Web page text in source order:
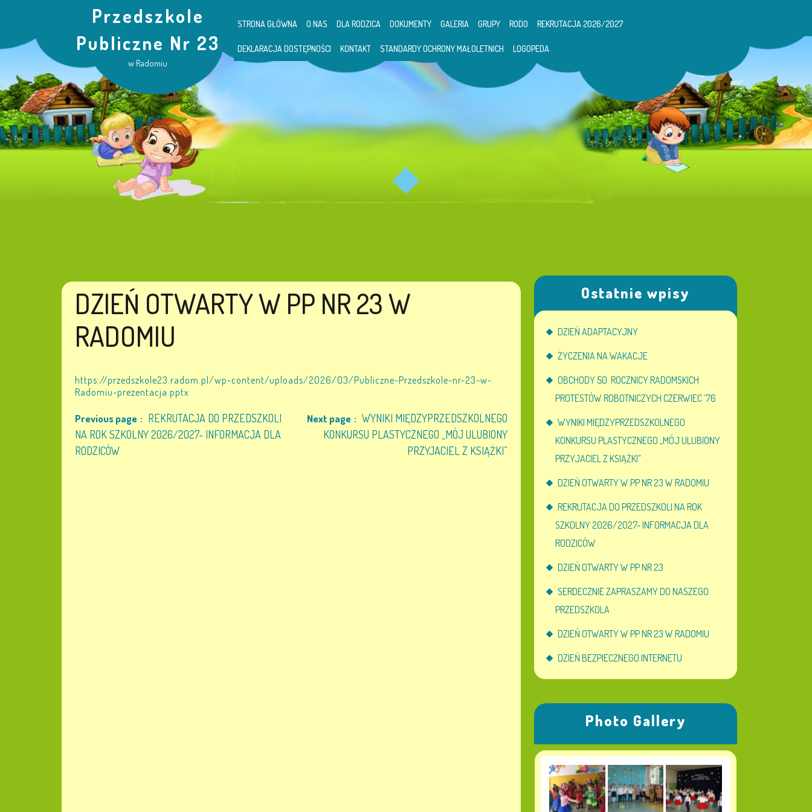
Przedszkole
Publiczne Nr 23
w Radomiu
STRONA GŁÓWNA O NAS DLA RODZICA DOKUMENTY GALERIA GRUPY RODO REKRUTACJA 2026/2027
DEKLARACJA DOSTĘPNOŚCI KONTAKT STANDARDY OCHRONY MAŁOLETNICH LOGOPEDA
DZIEŃ OTWARTY W PP NR 23 W
RADOMIU
https://przedszkole23.radom.pl/wp-content/uploads/2026/03/Publiczne-Przedszkole-nr-23-w-
Radomiu-prezentacja.pptx
Previous page
REKRUTACJA DO PRZEDSZKOLI
NA ROK SZKOLNY 2026/2027- INFORMACJA DLA
RODZICÓW
Next page
WYNIKI MIĘDZYPRZEDSZKOLNEGO
KONKURSU PLASTYCZNEGO „MÓJ ULUBIONY
PRZYJACIEL Z KSIĄŻKI”
Ostatnie wpisy
DZIEŃ ADAPTACYJNY
ŻYCZENIA NA WAKACJE
OBCHODY 50. ROCZNICY RADOMSKICH
PROTESTÓW ROBOTNICZYCH CZERWIEC ’76
WYNIKI MIĘDZYPRZEDSZKOLNEGO
KONKURSU PLASTYCZNEGO „MÓJ ULUBIONY
PRZYJACIEL Z KSIĄŻKI”
DZIEŃ OTWARTY W PP NR 23 W RADOMIU
REKRUTACJA DO PRZEDSZKOLI NA ROK
SZKOLNY 2026/2027- INFORMACJA DLA
RODZICÓW
DZIEŃ OTWARTY W PP NR 23
SERDECZNIE ZAPRASZAMY DO NASZEGO
PRZEDSZKOLA
DZIEŃ OTWARTY W PP NR 23 W RADOMIU
DZIEŃ BEZPIECZNEGO INTERNETU
Photo Gallery